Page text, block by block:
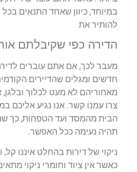
במיוחד, כיוון שאחד התנאים בכל
להותיר את
הדירה כפי שקיבלתם
מעבר לכך, אם אתם עוברים
חדשים ומגלים שהדיירים
מאחוריהם לא מעט לכלוך
צרו עמנו קשר. אנו נגיע אליכם
הבית מהמסד ועד הטפחות, כך
תהיה נעימה ככל האפשר.
ניקוי של דירות בהחלט איננו קל,
כאשר אין ציוד וחומרי ניקוי